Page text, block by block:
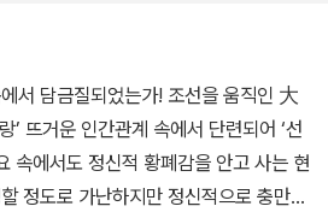
는 ‘수업 일지’를 매일 만들고 있다. 한시
기를 즐긴다. 선비를 통해 이 시대에 필
를 바라며, 그간 주목하지 않았던 선비
비의 탄생』(다산초당, 2008)을 출간했
공부』, 『언어영역 195 개념잡기』, 『국
서 담금질되었는가! 조선을 움직인 大
‘선
속에서도 정신적 황폐감을 안고 사는 현
정도로 가난하지만 정신적으로 충만했